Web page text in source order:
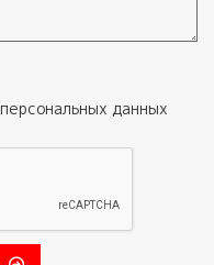
персональных данных